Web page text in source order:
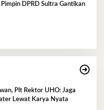
Pimpin DPRD Sultra Gantikan
Plt Rektor UHO: Jaga
Lewat Karya Nyata